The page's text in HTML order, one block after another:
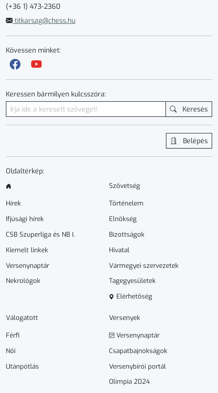
(+36 1) 473-2360
titkarsag@chess.hu
Kövessen minket:
Keressen bármilyen kulcsszóra:
Keresés
Belépés
Oldaltérkép:
Hírek
Ifjúsági hírek
CSB Szuperliga és NB I.
Kiemelt linkek
Versenynaptár
Nekrológok
Szövetség
Történelem
Elnökség
Bizottságok
Hivatal
Vármegyei szervezetek
Tagegyesületek
Elérhetőség
Válogatott
Férfi
Női
Utánpótlás
Versenyek
Versenynaptár
Csapatbajnokságok
Versenybírói portál
Olimpia 2024